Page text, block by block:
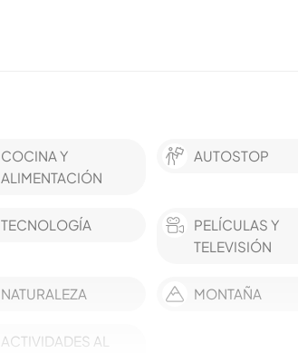
COCINA Y
ALIMENTACIÓN
AUTOSTOP
TECNOLOGÍA
PELÍCULAS Y
TELEVISIÓN
NATURALEZA MONTAÑA
ACTIVIDADES AL